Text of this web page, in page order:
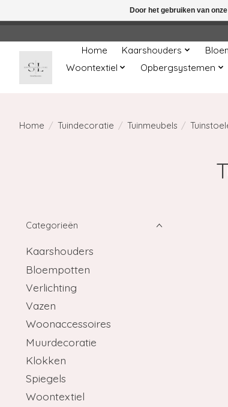
Home Kaarshouders
Woontextiel
Opbergsystemen
Home / Tuindecoratie / Tuinmeubels /
Categorieën
Kaarshouders
Bloempotten
Verlichting
Vazen
Woonaccessoires
Muurdecoratie
Klokken
Spiegels
Woontextiel
Door het gebruiken van
← Keer terug naar de